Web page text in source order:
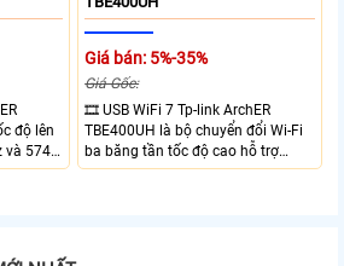
độ lên
và 574
kết
tải dữ
Giá bán: 5%-35%
Giá Gốc:
🎞 USB WiFi 7 Tp-link ArchER
TBE400UH là bộ chuyển đổi Wi-Fi
ba băng tần tốc độ cao hỗ trợ
2882 Mbps trên 6GHz, 2882 Mbps